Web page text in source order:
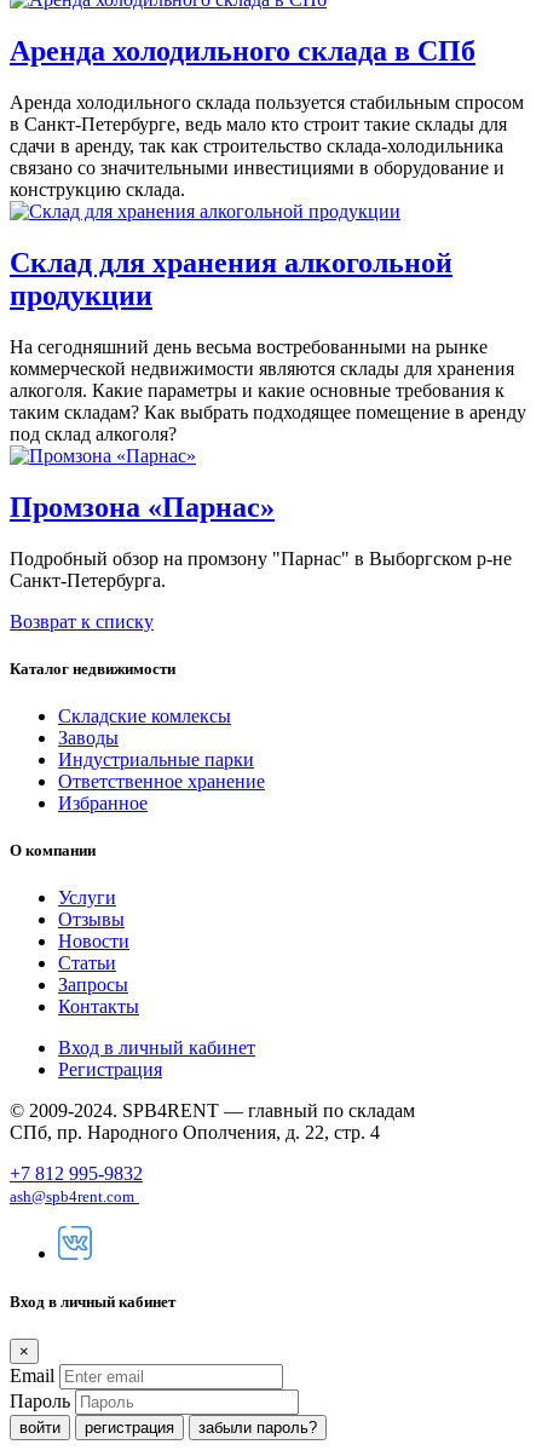
Аренда холодильного склада в СПб
Аренда холодильного склада пользуется стабильным спросом
в Санкт-Петербурге, ведь мало кто строит такие склады для
сдачи в аренду, так как строительство склада-холодильника
связано со значительными инвестициями в оборудование и
конструкцию склада.
Склад для хранения алкогольной
продукции
На сегодняшний день весьма востребованными на рынке
коммерческой недвижимости являются склады для хранения
алкоголя. Какие параметры и какие основные требования к
таким складам? Как выбрать подходящее помещение в аренду
под склад алкоголя?
Промзона «Парнас»
Подробный обзор на промзону "Парнас" в Выборгском р-не
Санкт-Петербурга.
Возврат к списку
Каталог недвижимости
Складские комлексы
Заводы
Индустриальные парки
Ответственное хранение
Избранное
О компании
Услуги
Отзывы
Новости
Статьи
Запросы
Контакты
Вход в личный кабинет
Регистрация
© 2009-2024. SPB4RENT — главный по складам
СПб, пр. Народного Ополчения, д. 22, стр. 4
+7 812 995-9832
ash@spb4rent.com
Вход в личный кабинет
×
Email
Пароль
регистрация забыли пароль?